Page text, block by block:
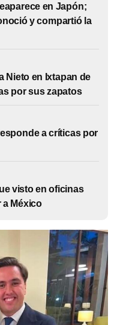
en Japón;
y compartió la
Nieto en Ixtapan de
por sus zapatos
a críticas por
visto en oficinas
a México